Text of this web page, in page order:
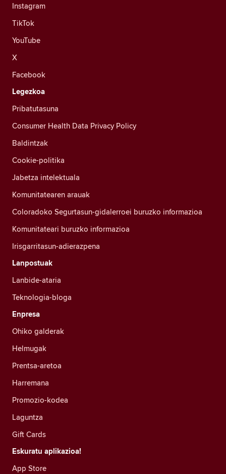
Instagram
TikTok
YouTube
X
Facebook
Legezkoa
Pribatutasuna
Consumer Health Data Privacy Policy
Baldintzak
Cookie-politika
Jabetza intelektuala
Komunitatearen arauak
Coloradoko Segurtasun-gidalerroei buruzko informazioa
Komunitateari buruzko informazioa
Irisgarritasun-adierazpena
Lanpostuak
Lanbide-ataria
Teknologia-bloga
Enpresa
Ohiko galderak
Helmugak
Prentsa-aretoa
Harremana
Promozio-kodea
Laguntza
Gift Cards
Eskuratu aplikazioa!
App Store